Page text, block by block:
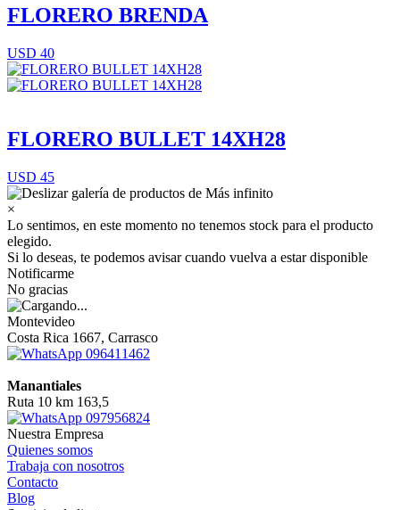
FLORERO BRENDA
USD 40
FLORERO BULLET 14XH28
USD 45
×
Lo sentimos, en este momento no tenemos stock para el producto
elegido.
Si lo deseas, te podemos avisar cuando vuelva a estar disponible
Notificarme
No gracias
Montevideo
Costa Rica 1667, Carrasco
096411462
Manantiales
Ruta 10 km 163,5
097956824
Nuestra Empresa
Quienes somos
Trabaja con nosotros
Contacto
Blog